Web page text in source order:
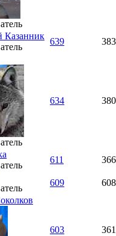
Казанник
639
383
634 380
611
366
609
608
603 361